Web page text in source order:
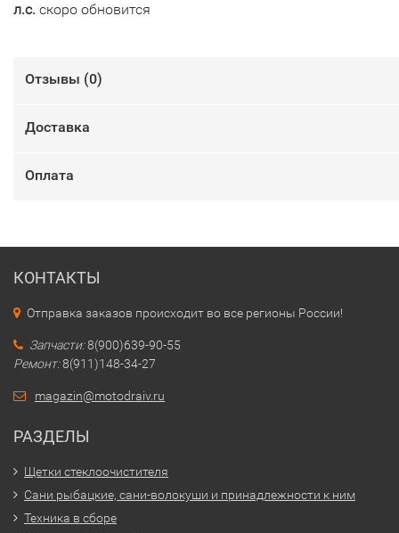
л.с. скоро обновится
Отзывы (0)
Доставка
Оплата
КОНТАКТЫ
Отправка заказов происходит во все регионы России!
Запчасти:8(900)639-90-55
Ремонт:8(911)148-34-27
magazin@motodraiv.ru
РАЗДЕЛЫ
Щетки стеклоочистителя
Сани рыбацкие, сани-волокуши и принадлежности к ним
Техника в сборе